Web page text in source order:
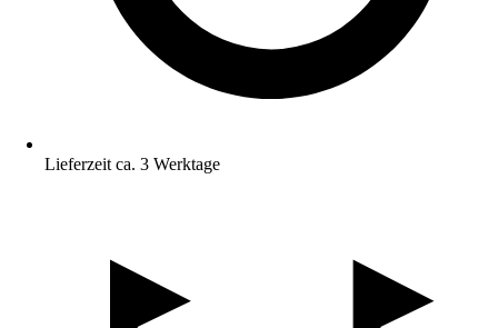
Lieferzeit ca. 3 Werktage